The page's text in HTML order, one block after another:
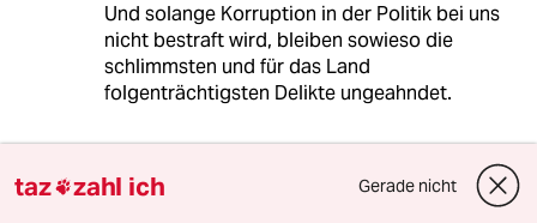
Und solange Korruption in der Politik bei uns
nicht bestraft wird, bleiben sowieso die
schlimmsten und für das Land
folgenträchtigsten Delikte ungeahndet.
DL Daniel L
taz zahl ich Gerade nicht